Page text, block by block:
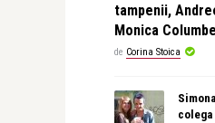
tampenii,
Monica
de Corina Stoica